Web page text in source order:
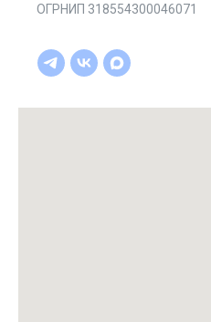
ОГРНИП 318554300046071